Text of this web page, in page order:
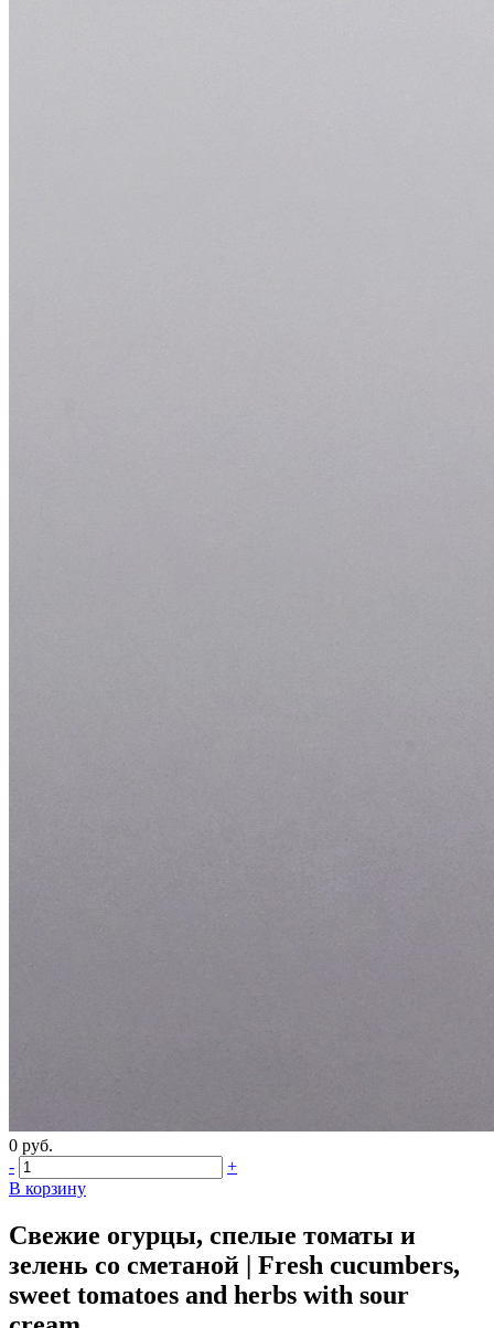
0 руб.
-
+
В корзину
Свежие огурцы, спелые томаты и
зелень со сметаной | Fresh cucumbers,
sweet tomatoes and herbs with sour